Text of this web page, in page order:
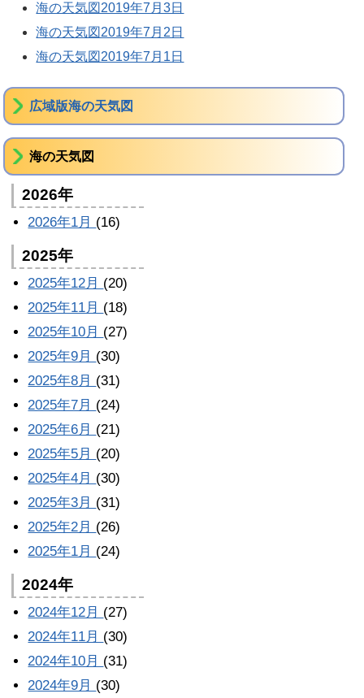
海の天気図2019年7月3日
海の天気図2019年7月2日
海の天気図2019年7月1日
広域版海の天気図
海の天気図
2026年
2026年1月 (16)
2025年
2025年12月 (20)
2025年11月 (18)
2025年10月 (27)
2025年9月 (30)
2025年8月 (31)
2025年7月 (24)
2025年6月 (21)
2025年5月 (20)
2025年4月 (30)
2025年3月 (31)
2025年2月 (26)
2025年1月 (24)
2024年
2024年12月 (27)
2024年11月 (30)
2024年10月 (31)
2024年9月 (30)